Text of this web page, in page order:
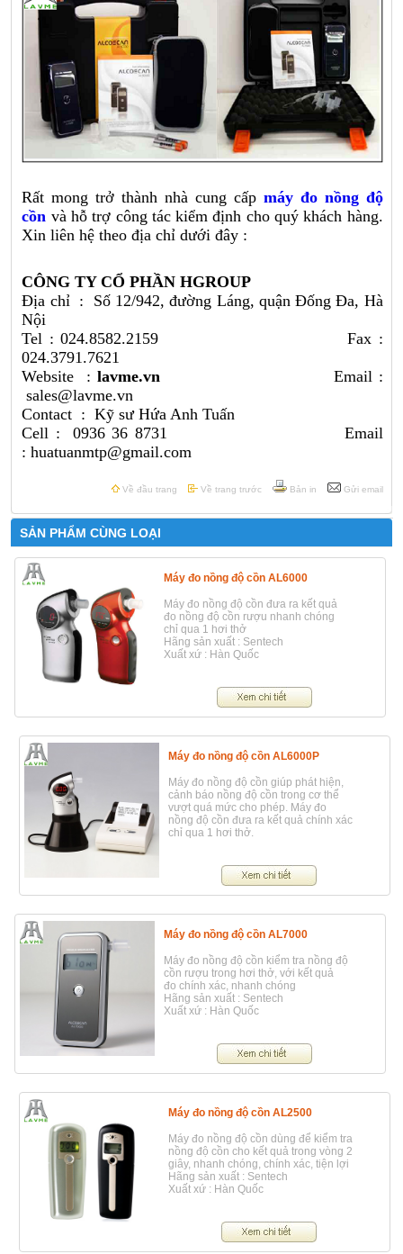
Rất mong trở thành nhà cung cấp máy đo nồng độ
cồn và hỗ trợ công tác kiểm định cho quý khách hàng.
Xin liên hệ theo địa chỉ dưới đây :
CÔNG TY CỔ PHẦN HGROUP
Địa chỉ : Số 12/942, đường Láng, quận Đống Đa, Hà
Nội
Tel : 024.8582.2159 Fax :
024.3791.7621
Website : lavme.vn Email :
sales@lavme.vn
Contact : Kỹ sư Hứa Anh Tuấn
Cell : 0936 36 8731 Email
: huatuanmtp@gmail.com
Về đầu trang Về trang trước Bản in Gửi email
SẢN PHẨM CÙNG LOẠI
Máy đo nồng độ cồn AL6000
Máy đo nồng độ cồn đưa ra kết quả
đo nồng độ cồn rượu nhanh chóng
chỉ qua 1 hơi thở
Hãng sản xuất : Sentech
Xuất xứ : Hàn Quốc
Máy đo nồng độ cồn AL6000P
Máy đo nồng độ cồn giúp phát hiện,
cảnh báo nồng độ cồn trong cơ thể
vượt quá mức cho phép. Máy đo
nồng độ cồn đưa ra kết quả chính xác
chỉ qua 1 hơi thở.
Máy đo nồng độ cồn AL7000
Máy đo nồng độ cồn kiểm tra nồng độ
cồn rượu trong hơi thở, với kết quả
đo chính xác, nhanh chóng
Hãng sản xuất : Sentech
Xuất xứ : Hàn Quốc
Máy đo nồng độ cồn AL2500
Máy đo nồng độ cồn dùng để kiểm tra
nồng độ cồn cho kết quả trong vòng 2
giây, nhanh chóng, chính xác, tiện lợi
Hãng sản xuất : Sentech
Xuất xứ : Hàn Quốc